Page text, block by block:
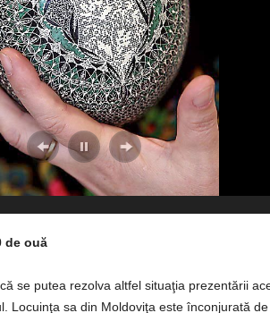
de ouă
se putea rezolva altfel situaţia prezentării
Locuinţa sa din Moldoviţa este înconjurată